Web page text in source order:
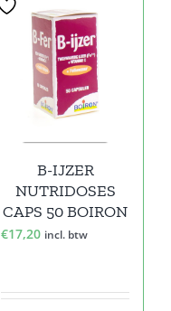
B-IJZER
NUTRIDOSES
CAPS 50 BOIRON
€17,20 incl. btw